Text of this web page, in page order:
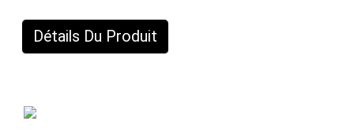
Détails Du Produit